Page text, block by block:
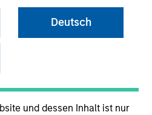
Deutsch
und dessen Inhalt ist nur
the world’s liquidity markets
needs for income, liquidity